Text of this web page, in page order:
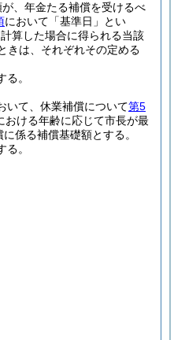
、年金たる補償を受けるべ
において「基準日」とい
算した場合に得られる当該
きは、それぞれその定める
。
いて、休業補償について第5
おける年齢に応じて市長が最
係る補償基礎額とする。
。